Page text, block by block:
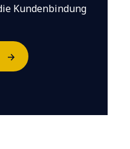
Kundenbindung